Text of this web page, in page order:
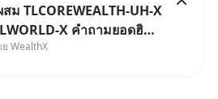
ม TLCOREWEALTH-UH-X
X คำถามยอดฮิตที่
WealthX ถามเข้ามา
WealthX